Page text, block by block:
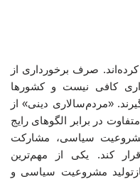
صرف برخورداری از
کافی نیست و کشورها
«مردم‌سالاری دینی» از
در برابر الگوهای رایج
سیاسی، مشارکت
کند. یکی از مهم‌ترین
مشروعیت سیاسی و